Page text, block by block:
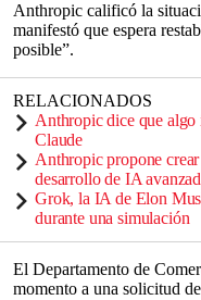
Anthropic calificó la
manifestó que espera
posible”.
RELACIONADOS
Anthropic dice que algo
Claude
Anthropic propone
desarrollo de IA
Grok, la IA de Elon
durante una simulación
El Departamento de
momento a una solicitud